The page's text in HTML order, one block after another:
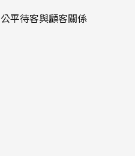
公平待客與顧客關係